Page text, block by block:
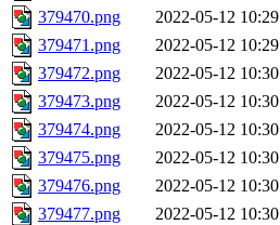
379470.png
2022-05-12 10:29
379471.png
2022-05-12 10:29
379472.png
2022-05-12 10:30
379473.png
2022-05-12 10:30
379474.png
2022-05-12 10:30
379475.png
2022-05-12 10:30
379476.png
2022-05-12 10:30
379477.png
2022-05-12 10:30